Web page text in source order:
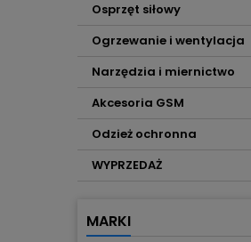
Osprzęt siłowy
Ogrzewanie i wentylacja
Narzędzia i miernictwo
Akcesoria GSM
Odzież ochronna
WYPRZEDAŻ
MARKI